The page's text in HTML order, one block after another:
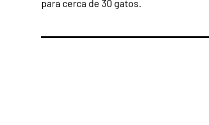
para cerca de 30 gatos.